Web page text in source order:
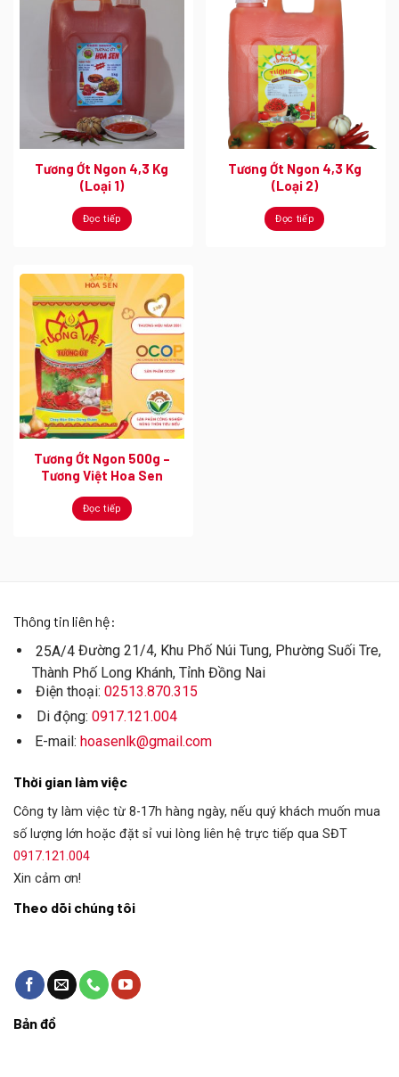
Tương Ớt Ngon 4,3 Kg
(Loại 1)
Đọc tiếp
Tương Ớt Ngon 4,3 Kg
(Loại 2)
Đọc tiếp
Tương Ớt Ngon 500g –
Tương Việt Hoa Sen
Đọc tiếp
Thông tin liên hệ:
25A/4Đường 21/4, Khu Phố Núi Tung, Phường Suối Tre,
Thành Phố Long Khánh, Tỉnh Đồng Nai
Điện thoại: 02513.870.315
Di động: 0917.121.004
E-mail: hoasenlk@gmail.com
Thời gian làm việc
Công ty làm việc từ 8-17h hàng ngày, nếu quý khách muốn mua
số lượng lớn hoặc đặt sỉ vui lòng liên hệ trực tiếp qua SĐT
0917.121.004
Xin cảm ơn!
Theo dõi chúng tôi
Bản đồ